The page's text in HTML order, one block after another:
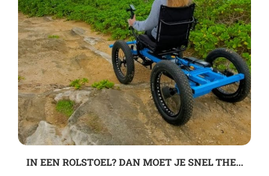
IN EEN ROLSTOEL? DAN MOET JE SNEL THE...